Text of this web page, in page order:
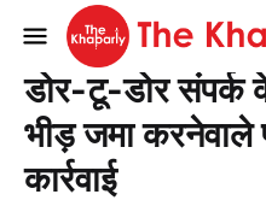
मुख्यपृष्ठ झारखण्ड
डोर-टू-डोर संपर्क
भीड़ जमा करनेवाले
कार्रवाई